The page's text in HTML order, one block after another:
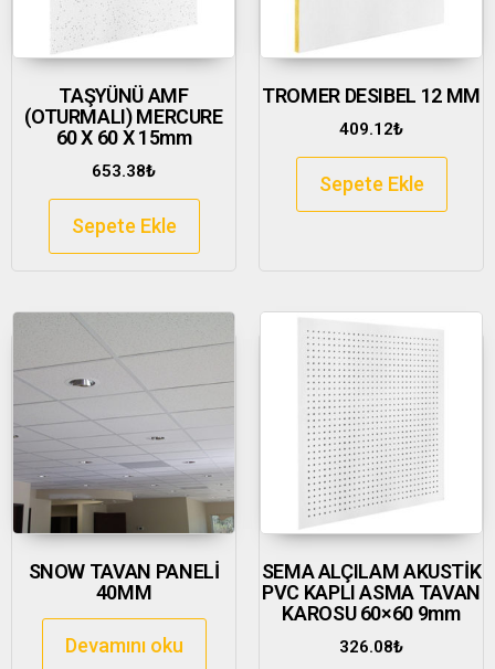
TAŞYÜNÜ AMF
(OTURMALI) MERCURE
60 X 60 X 15mm
653.38₺
Sepete Ekle
TROMER DESIBEL 12 MM
409.12₺
Sepete Ekle
SNOW TAVAN PANELİ
40MM
Devamını oku
SEMA ALÇILAM AKUSTİK
PVC KAPLI ASMA TAVAN
KAROSU 60×60 9mm
326.08₺